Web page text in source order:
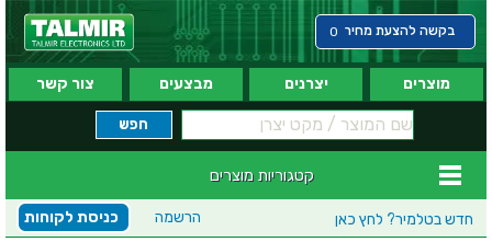
בקשה להצעת מחיר 0
מוצרים יצרנים מבצעים צור קשר
קטגוריות מוצרים
חדש בטלמיר? לחץ כאן כניסת לקוחות הרשמה